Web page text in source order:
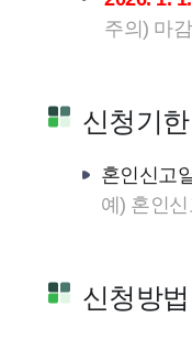
주의) 마
신청기한
혼인신고
예) 혼인
신청방법